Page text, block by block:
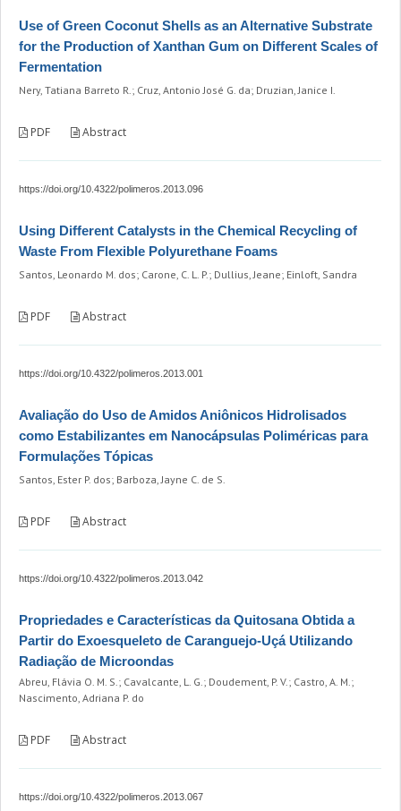
Use of Green Coconut Shells as an Alternative Substrate
for the Production of Xanthan Gum on Different Scales of
Fermentation
Nery, Tatiana Barreto R.; Cruz, Antonio José G. da; Druzian, Janice I.
PDF Abstract
https://doi.org/10.4322/polimeros.2013.096
Using Different Catalysts in the Chemical Recycling of
Waste From Flexible Polyurethane Foams
Santos, Leonardo M. dos; Carone, C. L. P.; Dullius, Jeane; Einloft, Sandra
PDF Abstract
https://doi.org/10.4322/polimeros.2013.001
Avaliação do Uso de Amidos Aniônicos Hidrolisados
como Estabilizantes em Nanocápsulas Poliméricas para
Formulações Tópicas
Santos, Ester P. dos; Barboza, Jayne C. de S.
PDF Abstract
https://doi.org/10.4322/polimeros.2013.042
Propriedades e Características da Quitosana Obtida a
Partir do Exoesqueleto de Caranguejo-Uçá Utilizando
Radiação de Microondas
Abreu, Flávia O. M. S.; Cavalcante, L. G.; Doudement, P. V.; Castro, A. M.;
Nascimento, Adriana P. do
PDF Abstract
https://doi.org/10.4322/polimeros.2013.067